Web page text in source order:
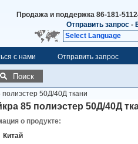
Продажа и поддержка 86-181-
Отправить запрос -
Select Language
с нами Отправить запрос
Поиск
50Д/40Д ткани
85 полиэстер 50Д/40Д
о продукте:
Китай